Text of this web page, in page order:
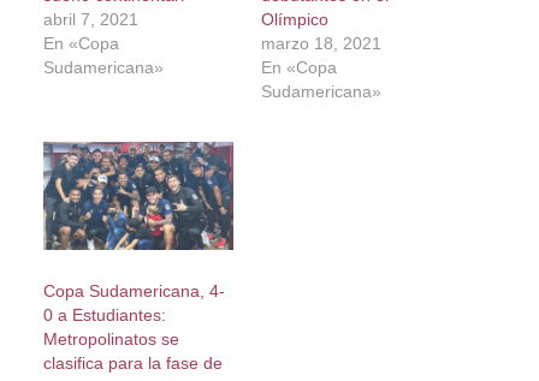
abril 7, 2021
En «Copa
Sudamericana»
Olímpico
marzo 18, 2021
En «Copa
Sudamericana»
Copa Sudamericana, 4-
0 a Estudiantes:
Metropolinatos se
clasifica para la fase de